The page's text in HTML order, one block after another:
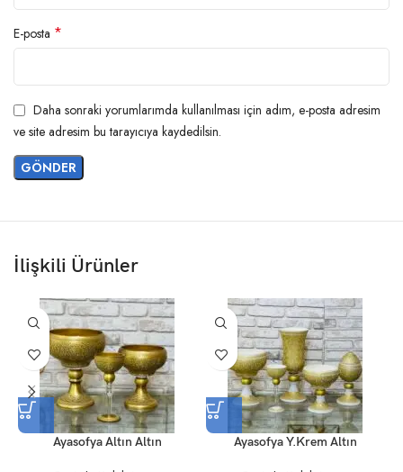
E-posta *
Daha sonraki yorumlarımda kullanılması için adım, e-posta adresim
ve site adresim bu tarayıcıya kaydedilsin.
İlişkili Ürünler
Ayasofya Altın Altın Ayasofya Y.Krem Altın